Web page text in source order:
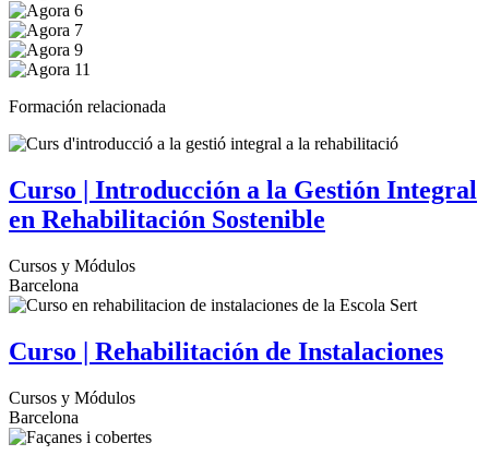
Formación relacionada
Curso | Introducción a la Gestión Integral
en Rehabilitación Sostenible
Cursos y Módulos
Barcelona
Curso | Rehabilitación de Instalaciones
Cursos y Módulos
Barcelona